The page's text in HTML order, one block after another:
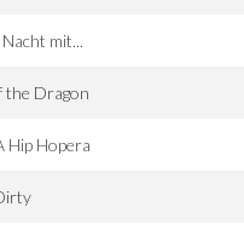
mit...
the Dragon
Hip Hopera